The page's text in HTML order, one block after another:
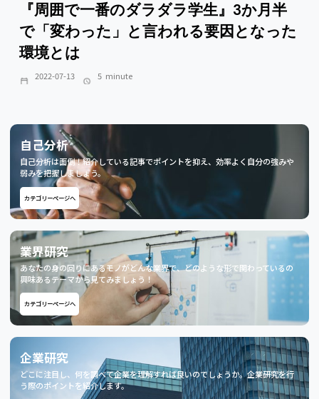
『周囲で一番のダラダラ学生』3か月半
で「変わった」と言われる要因となった
環境とは
2022-07-13 5 minute
自己分析
自己分析は面倒！紹介している記事でポイントを抑え、効率よく自分の強みや
弱みを把握しましょう。
カテゴリーページへ
業界研究
あなたの身の回りにあるモノがどんな業界で、どのような形で関わっているの
興味あるテーマから見てみましょう！
カテゴリーページへ
企業研究
どこに注目し、何を調べて企業を理解すれば良いのでしょうか。企業研究を行
う際のポイントを紹介します。